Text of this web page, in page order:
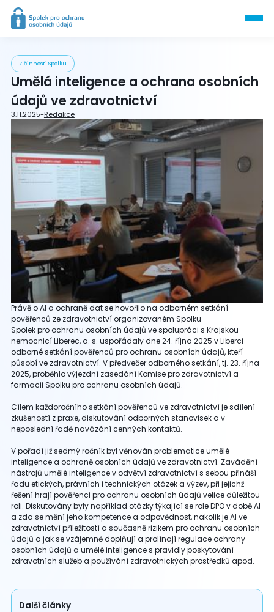
Z činnosti Spolku
Umělá inteligence a ochrana osobních
údajů ve zdravotnictví
3.11.2025-Redakce
Právě o AI a ochraně dat se hovořilo na odborném setkání
pověřenců ze zdravotnictví organizovaném Spolku
Spolek pro ochranu osobních údajů ve spolupráci s Krajskou
nemocnicí Liberec, a. s. uspořádaly dne 24. října 2025 v Liberci
odborné setkání pověřenců pro ochranu osobních údajů, kteří
působí ve zdravotnictví. V předvečer odborného setkání, tj. 23. října
2025, proběhlo výjezdní zasedání Komise pro zdravotnictví a
farmacii Spolku pro ochranu osobních údajů.
Cílem každoročního setkání pověřenců ve zdravotnictví je sdílení
zkušeností z praxe, diskutování odborných stanovisek a v
neposlední řadě navázání cenných kontaktů.
V pořadí již sedmý ročník byl věnován problematice umělé
inteligence a ochraně osobních údajů ve zdravotnictví. Zavádění
nástrojů umělé inteligence v odvětví zdravotnictví s sebou přináší
řadu etických, právních i technických otázek a výzev, při jejichž
řešení hrají pověřenci pro ochranu osobních údajů velice důležitou
roli. Diskutovány byly například otázky týkající se role DPO v době AI
a zda se mění jeho kompetence a odpovědnost, nakolik je AI ve
zdravotnictví příležitostí a současně rizikem pro ochranu osobních
údajů a jak se vzájemně doplňují a prolínají regulace ochrany
osobních údajů a umělé inteligence s pravidly poskytování
zdravotních služeb a používání zdravotnických prostředků apod.
Další články